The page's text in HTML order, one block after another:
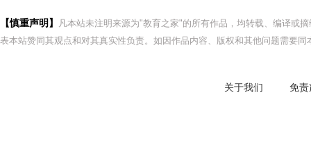
【慎重声明】
凡本站未注明来源为"教育之家"的所有作品，均转载、编译或
表本站赞同其观点和对其真实性负责。如因作品内容、版权和其他问题需要
关于我们 免责